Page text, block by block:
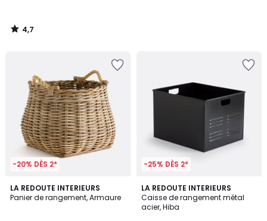
4,7
/
-20% DÈS 2*
LA REDOUTE INTERIEURS
Panier de rangement, Armaure
4,9
/ 5
-25% DÈS 2*
LA REDOUTE INTERIEURS
Caisse de rangement métal
acier, Hiba
4,9
/ 5
2
Couleurs